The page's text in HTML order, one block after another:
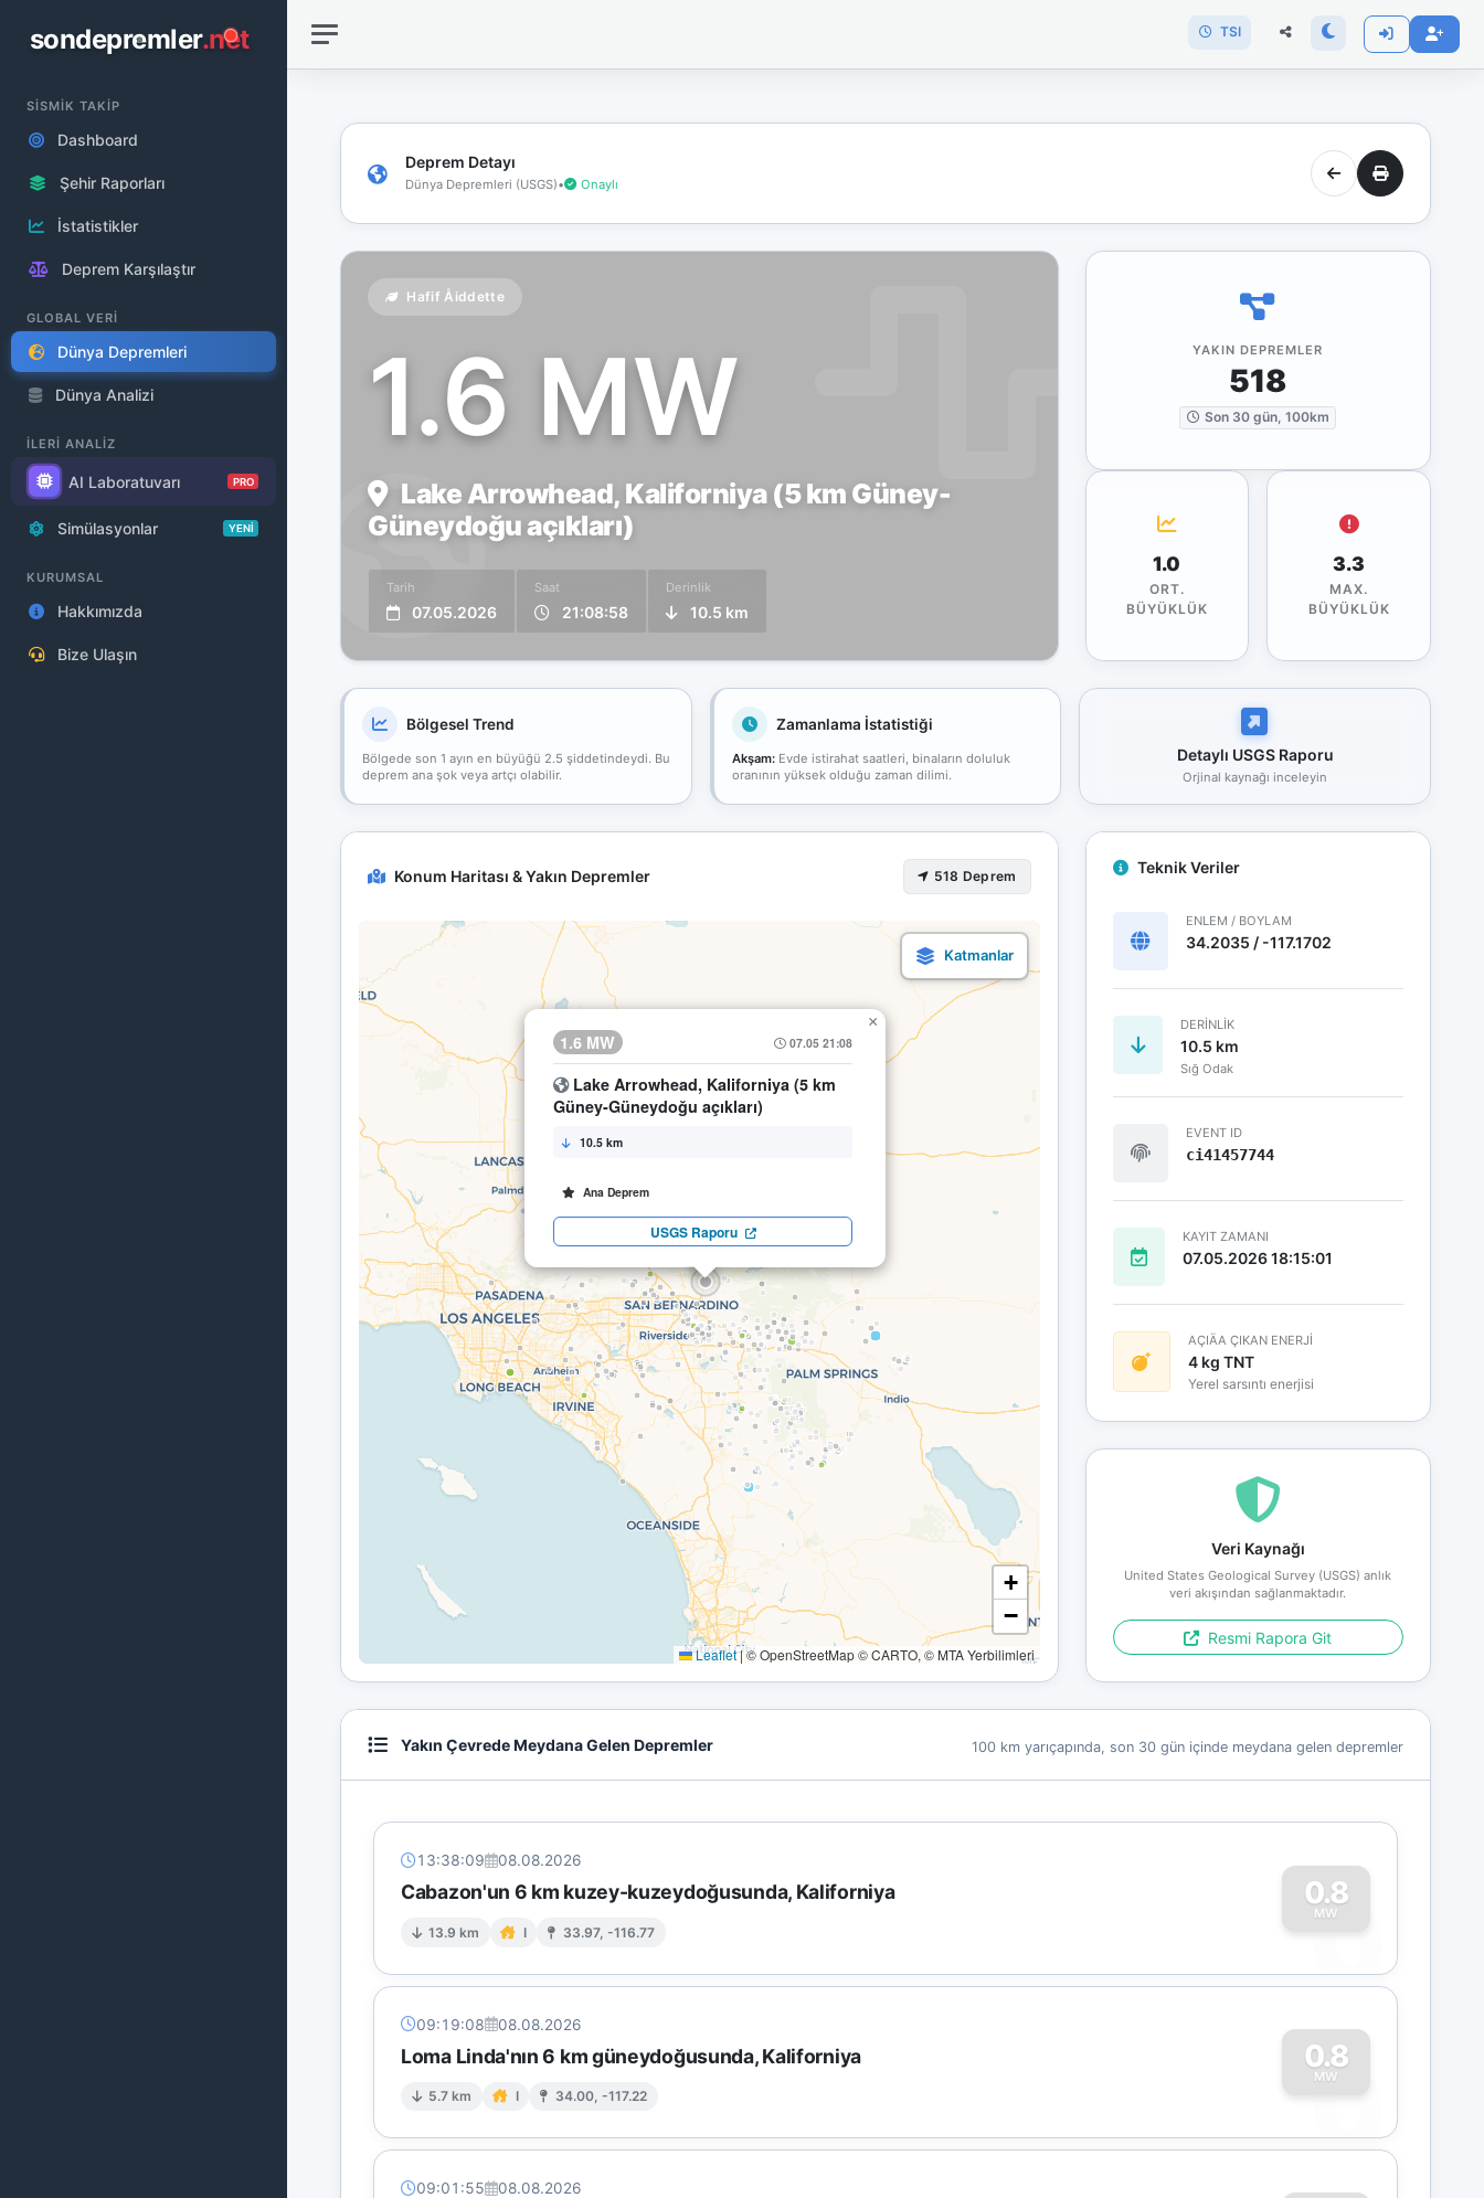
sondepremler.net
SİSMİK TAKİP
Dashboard
Şehir Raporları
İstatistikler
Deprem Karşılaştır
GLOBAL VERİ
Dünya Depremleri
Dünya Analizi
İLERİ ANALİZ
AI Laboratuvarı PRO
Simülasyonlar YENİ
KURUMSAL
Hakkımızda
Bize Ulaşın
TSI
Deprem Detayı
Dünya Depremleri (USGS)• Onaylı
Hafif Åiddette
1.6 MW
Lake Arrowhead, Kaliforniya (5 km Güney-
Güneydoğu açıkları)
Tarih
07.05.2026
Saat
21:08:58
Derinlik
10.5 km
YAKIN DEPREMLER
518
Son 30 gün, 100km
1.0
ORT.
BÜYÜKLÜK
3.3
MAX.
BÜYÜKLÜK
Bölgesel Trend
Bölgede son 1 ayın en büyüğü 2.5 şiddetindeydi. Bu
deprem ana şok veya artçı olabilir.
Zamanlama İstatistiği
Akşam:Evde istirahat saatleri, binaların doluluk
oranının yüksek olduğu zaman dilimi.
Detaylı USGS Raporu
Orjinal kaynağı inceleyin
Konum Haritası & Yakın Depremler 518 Deprem
1.6 MW 07.05 21:08
Lake Arrowhead, Kaliforniya (5 km
Güney-Güneydoğu açıkları)
10.5 km
Ana Deprem
USGS Raporu
×
+
−
Leaflet|© OpenStreetMap © CARTO, © MTA Yerbilimleri
Teknik Veriler
ENLEM / BOYLAM
34.2035 / -117.1702
DERINLIK
10.5 km
Sığ Odak
EVENT ID
ci41457744
KAYIT ZAMANI
07.05.2026 18:15:01
AÇIÄA ÇIKAN ENERJİ
4 kg TNT
Yerel sarsıntı enerjisi
Veri Kaynağı
United States Geological Survey (USGS) anlık
veri akışından sağlanmaktadır.
Resmi Rapora Git
Yakın Çevrede Meydana Gelen Depremler 100 km yarıçapında, son 30 gün içinde meydana gelen depremler
13:38:09 08.08.2026
Cabazon'un 6 km kuzey-kuzeydoğusunda, Kaliforniya
13.9 km I 33.97, -116.77
0.8
MW
0
09:19:08 08.08.2026
Loma Linda'nın 6 km güneydoğusunda, Kaliforniya
5.7 km I 34.00, -117.22
0.8
MW
0
09:01:55 08.08.2026
bağlantınız